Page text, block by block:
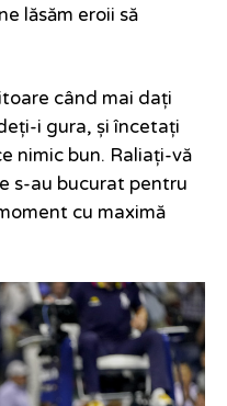
lăsăm eroii să
când mai dați
i gura, și încetați
nimic bun. Raliați-vă
s-au bucurat pentru
cu maximă